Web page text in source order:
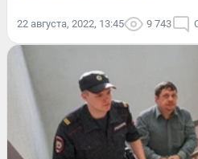
22 августа, 2022, 13:45 9 743